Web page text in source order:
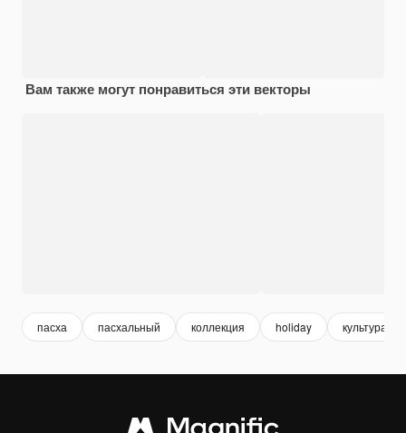
Вам также могут понравиться эти векторы
пасха пасхальный коллекция holiday культура